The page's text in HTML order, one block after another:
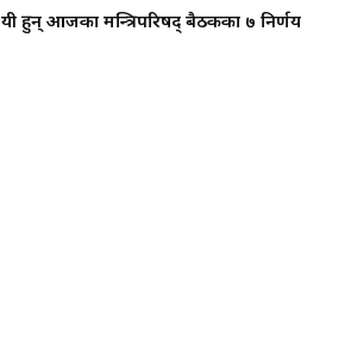
यी हुन् आजका मन्त्रिपरिषद् बैठकका ७ निर्णय